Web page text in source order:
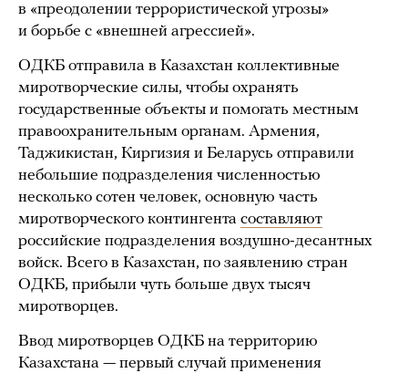
в «преодолении террористической угрозы»
и борьбе с «внешней агрессией».
ОДКБ отправила в Казахстан коллективные
миротворческие силы, чтобы охранять
государственные объекты и помогать местным
правоохранительным органам. Армения,
Таджикистан, Киргизия и Беларусь отправили
небольшие подразделения численностью
несколько сотен человек, основную часть
миротворческого контингента составляют
российские подразделения воздушно-десантных
войск. Всего в Казахстан, по заявлению стран
ОДКБ, прибыли чуть больше двух тысяч
миротворцев.
Ввод миротворцев ОДКБ на территорию
Казахстана — первый случай применения